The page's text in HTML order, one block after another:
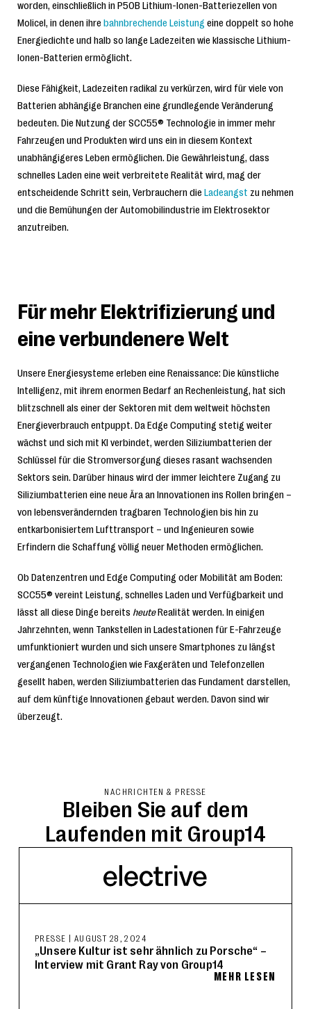
worden, einschließlich in P50B Lithium-Ionen-Batteriezellen von
Molicel, in denen ihre bahnbrechende Leistung eine doppelt so hohe
Energiedichte und halb so lange Ladezeiten wie klassische Lithium-
Ionen-Batterien ermöglicht.
Diese Fähigkeit, Ladezeiten radikal zu verkürzen, wird für viele von
Batterien abhängige Branchen eine grundlegende Veränderung
bedeuten. Die Nutzung der SCC55® Technologie in immer mehr
Fahrzeugen und Produkten wird uns ein in diesem Kontext
unabhängigeres Leben ermöglichen. Die Gewährleistung, dass
schnelles Laden eine weit verbreitete Realität wird, mag der
entscheidende Schritt sein, Verbrauchern die Ladeangst zu nehmen
und die Bemühungen der Automobilindustrie im Elektrosektor
anzutreiben.
Für mehr Elektrifizierung und
eine verbundenere Welt
Unsere Energiesysteme erleben eine Renaissance: Die künstliche
Intelligenz, mit ihrem enormen Bedarf an Rechenleistung, hat sich
blitzschnell als einer der Sektoren mit dem weltweit höchsten
Energieverbrauch entpuppt. Da Edge Computing stetig weiter
wächst und sich mit KI verbindet, werden Siliziumbatterien der
Schlüssel für die Stromversorgung dieses rasant wachsenden
Sektors sein. Darüber hinaus wird der immer leichtere Zugang zu
Siliziumbatterien eine neue Ära an Innovationen ins Rollen bringen –
von lebensverändernden tragbaren Technologien bis hin zu
entkarbonisiertem Lufttransport – und Ingenieuren sowie
Erfindern die Schaffung völlig neuer Methoden ermöglichen.
Ob Datenzentren und Edge Computing oder Mobilität am Boden:
SCC55® vereint Leistung, schnelles Laden und Verfügbarkeit und
lässt all diese Dinge bereits heuteRealität werden. In einigen
Jahrzehnten, wenn Tankstellen in Ladestationen für E-Fahrzeuge
umfunktioniert wurden und sich unsere Smartphones zu längst
vergangenen Technologien wie Faxgeräten und Telefonzellen
gesellt haben, werden Siliziumbatterien das Fundament darstellen,
auf dem künftige Innovationen gebaut werden. Davon sind wir
überzeugt.
NACHRICHTEN & PRESSE
Bleiben Sie auf dem
Laufenden mit Group14
PRESSE AUGUST 28, 2024
„Unsere Kultur ist sehr ähnlich zu Porsche“ –
Interview mit Grant Ray von Group14
MEHR LESEN